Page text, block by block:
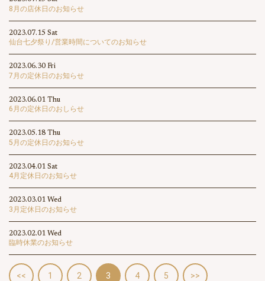
8月の店休日のお知らせ
2023.07.15 Sat
仙台七夕祭り/営業時間についてのお知らせ
2023.06.30 Fri
7月の定休日のお知らせ
2023.06.01 Thu
6月の定休日のおしらせ
2023.05.18 Thu
5月の定休日のお知らせ
2023.04.01 Sat
4月定休日のお知らせ
2023.03.01 Wed
3月定休日のお知らせ
2023.02.01 Wed
臨時休業のお知らせ
<< 1 2 3 4 5 >>